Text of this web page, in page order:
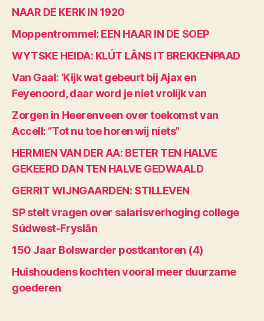
NAAR DE KERK IN 1920
Moppentrommel: EEN HAAR IN DE SOEP
WYTSKE HEIDA: KLÚT LÂNS IT BREKKENPAAD
Van Gaal: ‘Kijk wat gebeurt bij Ajax en
Feyenoord, daar word je niet vrolijk van
Zorgen in Heerenveen over toekomst van
Accell: “Tot nu toe horen wij niets”
HERMIEN VAN DER AA: BETER TEN HALVE
GEKEERD DAN TEN HALVE GEDWAALD
GERRIT WIJNGAARDEN: STILLEVEN
SP stelt vragen over salarisverhoging college
Súdwest-Fryslân
150 Jaar Bolswarder postkantoren (4)
Huishoudens kochten vooral meer duurzame
goederen